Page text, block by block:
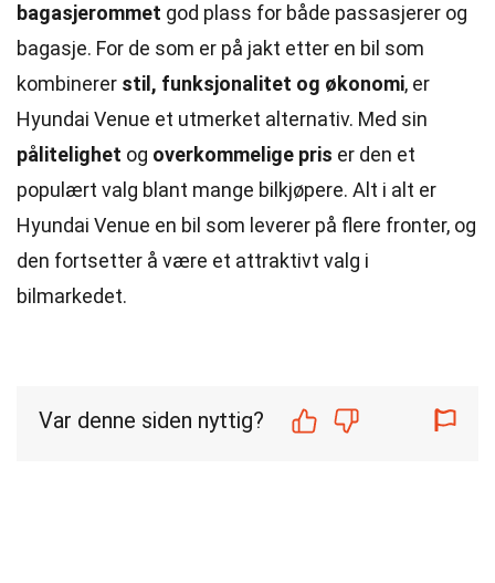
bagasjerommet god plass for både passasjerer og
bagasje. For de som er på jakt etter en bil som
kombinerer stil, funksjonalitet og økonomi, er
Hyundai Venue et utmerket alternativ. Med sin
pålitelighet og overkommelige pris er den et
populært valg blant mange bilkjøpere. Alt i alt er
Hyundai Venue en bil som leverer på flere fronter, og
den fortsetter å være et attraktivt valg i
bilmarkedet.
Var denne siden nyttig?